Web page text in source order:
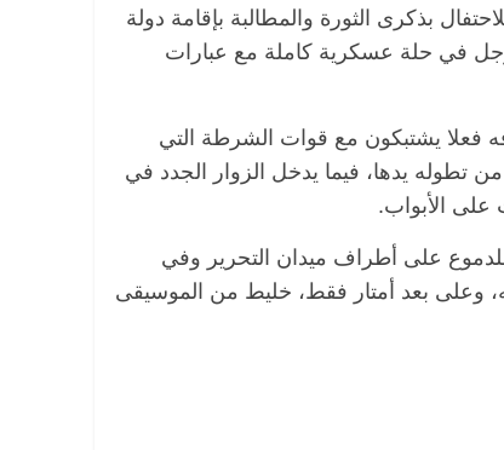
بذكرى الثورة والمطالبة بإقامة دولة
في حلة عسكرية كاملة مع عبارات
فعلا يشتبكون مع قوات الشرطة التي
يدها، فيما يدخل الزوار الجدد في
على الأبواب.
على أطراف ميدان التحرير وفي
وعلى بعد أمتار فقط، خليط من الموسيقى